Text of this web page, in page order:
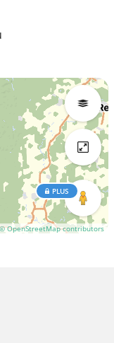
© OpenStreetMap contributors
PLUS